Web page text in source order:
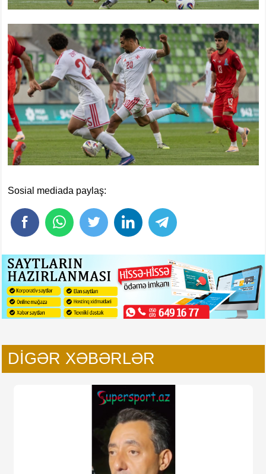
Sosial mediada paylaş:
DIGƏR XƏBƏRLƏR